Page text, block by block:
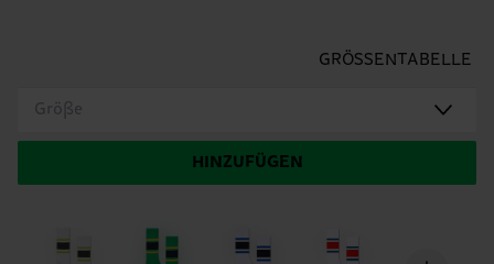
GRÖSSENTABELLE
Größe
HINZUFÜGEN